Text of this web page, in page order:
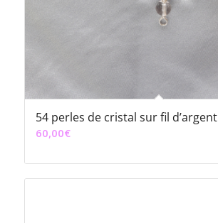
54 perles de cristal sur fil d’argent
60,00€